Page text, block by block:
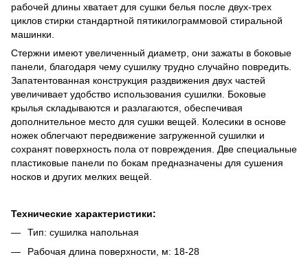
рабочей длины хватает для сушки белья после двух-трех
циклов стирки стандартной пятикилограммовой стиральной
машинки.
Стержни имеют увеличенный диаметр, они зажаты в боковые
панели, благодаря чему сушилку трудно случайно повредить.
Запатентованная конструкция раздвижения двух частей
увеличивает удобство использования сушилки. Боковые
крылья складываются и разлагаются, обеспечивая
дополнительное место для сушки вещей. Колесики в основе
ножек облегчают передвижение загруженной сушилки и
сохранят поверхность пола от повреждения. Две специальные
пластиковые панели по бокам предназначены для сушения
носков и других мелких вещей.
Технические характеристики:
Тип: сушилка напольная
Рабочая длина поверхности, м: 18-28